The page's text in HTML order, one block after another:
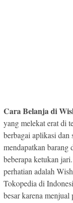
Cara Belanja di
yang melekat erat di
berbagai aplikasi dan
mendapatkan barang
beberapa ketukan
perhatian adalah
Tokopedia di
besar karena